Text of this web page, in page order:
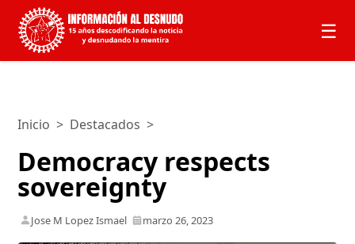
☰
Inicio > Destacados >
Democracy respects
sovereignty
Jose M Lopez Ismael marzo 26, 2023